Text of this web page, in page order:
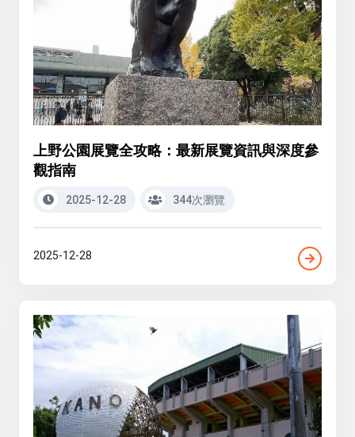
上野公園展覽全攻略：最新展覽資訊與深度參
觀指南
2025-12-28 344次瀏覽
2025-12-28